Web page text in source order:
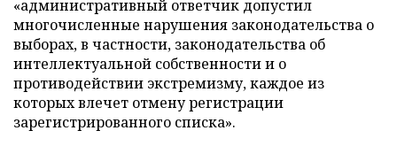
«административный ответчик допустил
многочисленные нарушения законодательства о
выборах, в частности, законодательства об
интеллектуальной собственности и о
противодействии экстремизму, каждое из
которых влечет отмену регистрации
зарегистрированного списка».